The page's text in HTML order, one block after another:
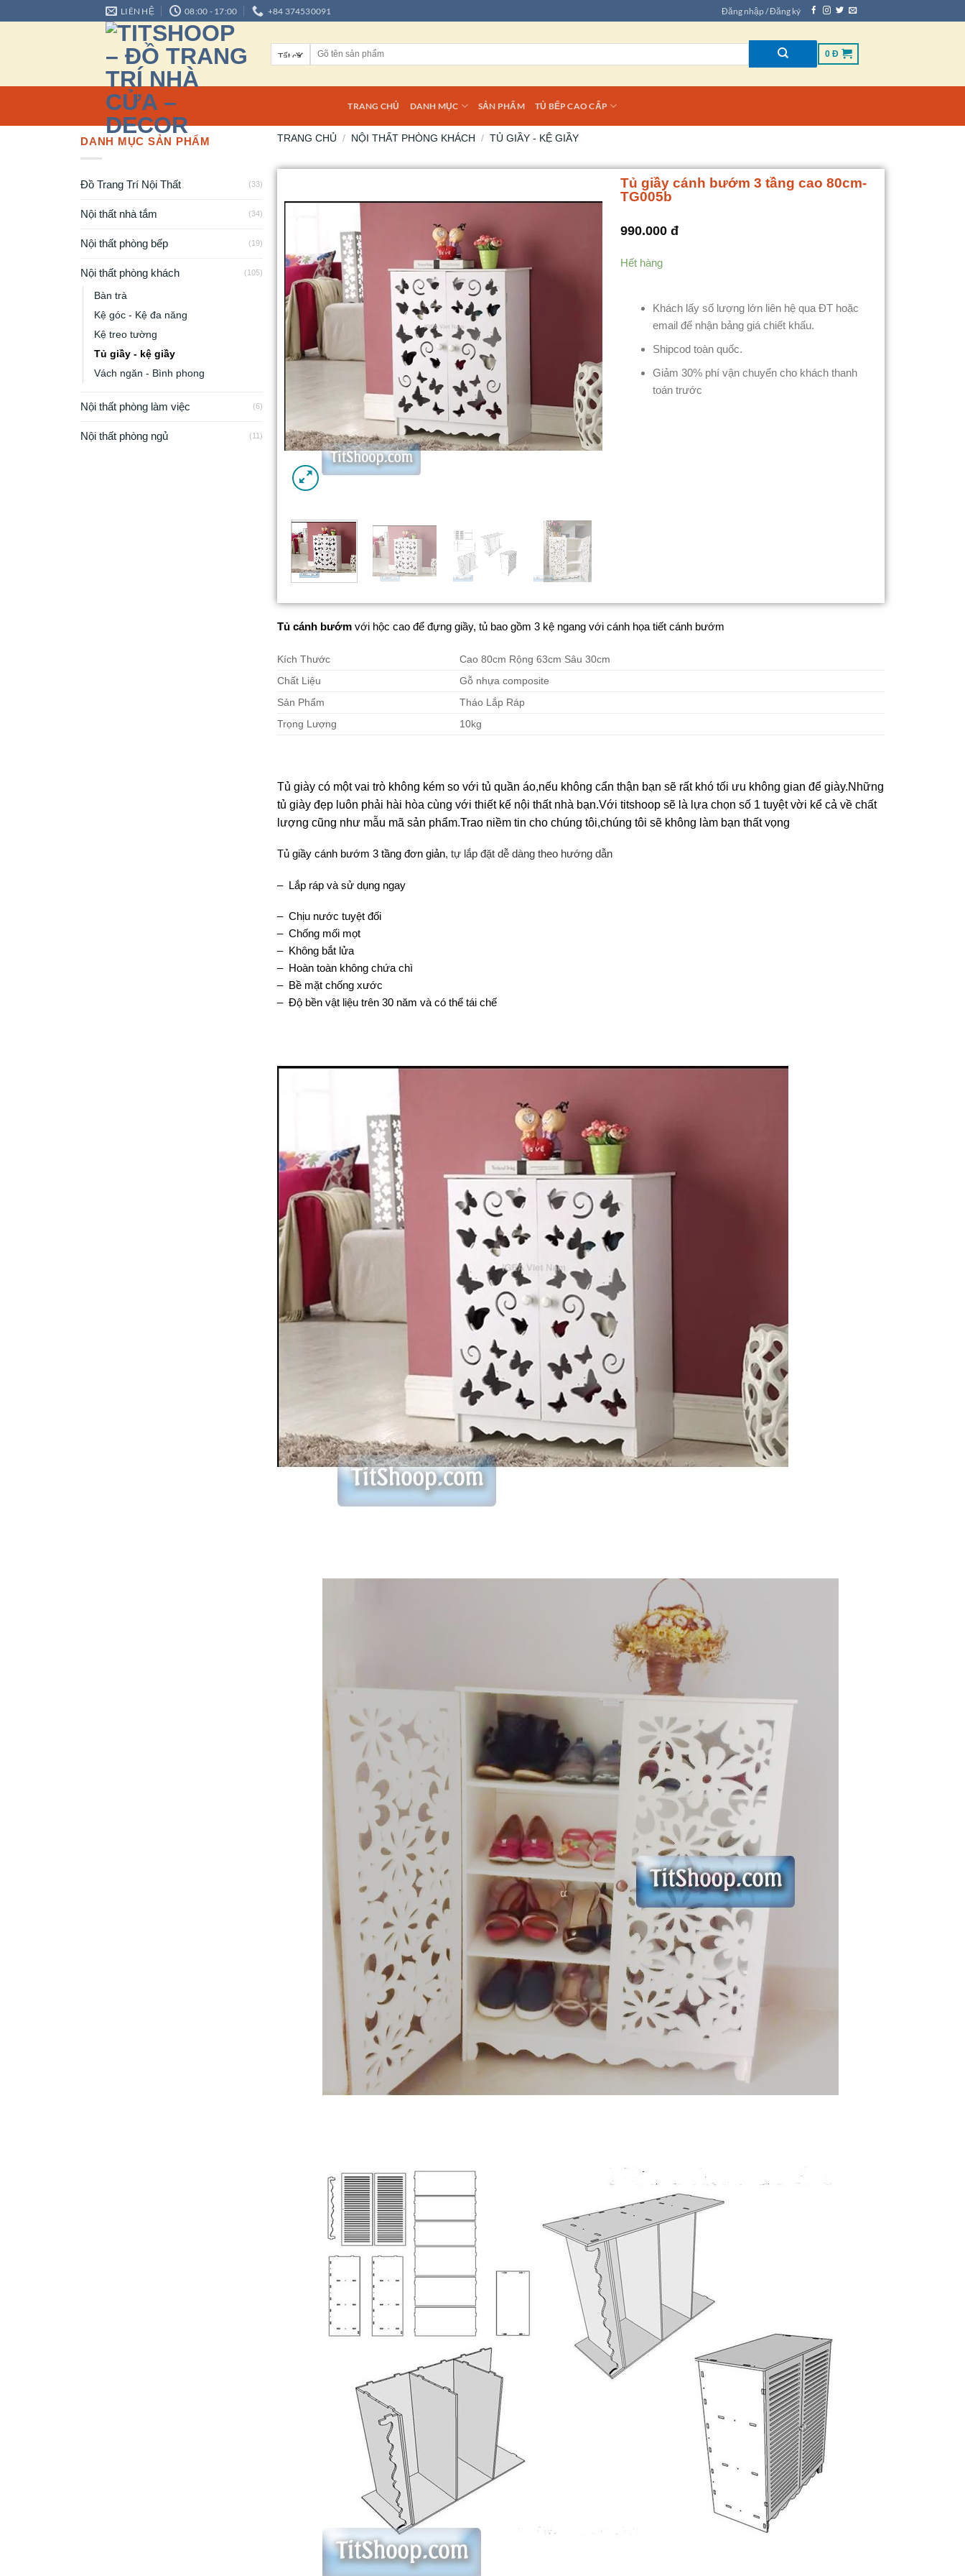
LIÊN HỆ 08:00 - 17:00 +84 374530091 Đăng nhập / Đăng ký
0Đ
TRANG CHỦ DANH MỤC SẢN PHẨM TỦ BẾP CAO CẤP
DANH MỤC SẢN PHẨM
Đồ Trang Trí Nội Thất (33)
Nội thất nhà tắm (34)
Nội thất phòng bếp (19)
Nội thất phòng khách (105)
Bàn trà
Kệ góc - Kệ đa năng
Kệ treo tường
Tủ giầy - kệ giầy
Vách ngăn - Bình phong
Nội thất phòng làm việc (6)
Nội thất phòng ngủ (11)
TRANG CHỦ / NỘI THẤT PHÒNG KHÁCH / TỦ GIẦY - KỆ GIẦY
Tủ giầy cánh bướm 3 tầng cao 80cm-
TG005b
990.000đ
Hết hàng
Khách lấy số lượng lớn liên hệ qua ĐT hoặc
email để nhận bảng giá chiết khấu.
Shipcod toàn quốc.
Giảm 30% phí vận chuyển cho khách thanh
toán trước
Tủ cánh bướm với hộc cao để đựng giầy, tủ bao gồm 3 kệ ngang với cánh họa tiết cánh bướm
Kích Thước
Cao 80cm Rộng 63cm Sâu 30cm
Chất Liệu
Gỗ nhựa composite
Sản Phẩm
Tháo Lắp Ráp
Trọng Lượng
10kg
Tủ giày có một vai trò không kém so với tủ quần áo,nếu không cẩn thận bạn sẽ rất khó tối ưu không gian để giày.Những
tủ giày đẹp luôn phải hài hòa cùng với thiết kế nội thất nhà bạn.Với titshoop sẽ là lựa chọn số 1 tuyệt vời kể cả về chất
lượng cũng như mẫu mã sản phẩm.Trao niềm tin cho chúng tôi,chúng tôi sẽ không làm bạn thất vọng
Tủ giầy cánh bướm 3 tầng đơn giản, tự lắp đặt dễ dàng theo hướng dẫn
– Lắp ráp và sử dụng ngay
– Chịu nước tuyệt đối
– Chống mối mọt
– Không bắt lửa
– Hoàn toàn không chứa chì
– Bề mặt chống xước
– Độ bền vật liệu trên 30 năm và có thể tái chế